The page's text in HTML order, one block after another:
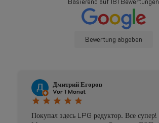
Bewertung abgeben
Johnny Douwma
Vor 4 Monaten
star star star star star
Prima geholpen